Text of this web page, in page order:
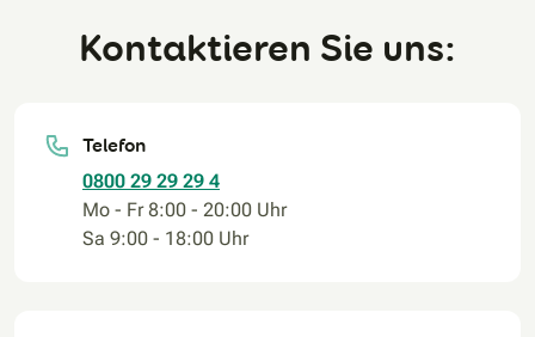
Kontaktieren Sie uns:
Telefon
0800 29 29 29 4
Mo - Fr 8:00 - 20:00 Uhr
Sa 9:00 - 18:00 Uhr